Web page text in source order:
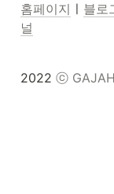
홈페이지 ㅣ 블로
널
2022 ⓒ